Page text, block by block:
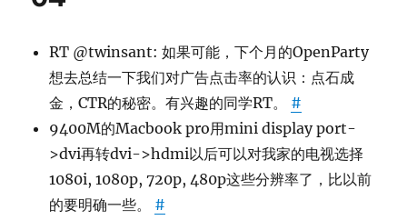
RT @twinsant: 如果可能，下个月的OpenParty
想去总结一下我们对广告点击率的认识：点石成
金，CTR的秘密。有兴趣的同学RT。 #
9400M的Macbook pro用mini display port-
>dvi再转dvi->hdmi以后可以对我家的电视选择
1080i, 1080p, 720p, 480p这些分辨率了，比以前
的要明确一些。 #